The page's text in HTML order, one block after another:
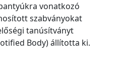
vonatkozó
szabványokat
tanúsítványt
Body) állította ki.